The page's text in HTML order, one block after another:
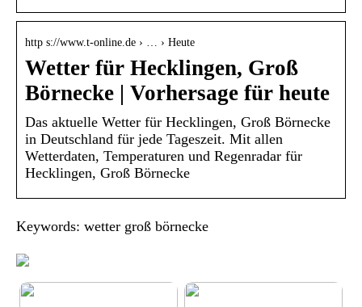
http s://www.t-online.de › … › Heute
Wetter für Hecklingen, Groß
Börnecke | Vorhersage für heute
Das aktuelle Wetter für Hecklingen, Groß Börnecke
in Deutschland für jede Tageszeit. Mit allen
Wetterdaten, Temperaturen und Regenradar für
Hecklingen, Groß Börnecke
Keywords: wetter groß börnecke